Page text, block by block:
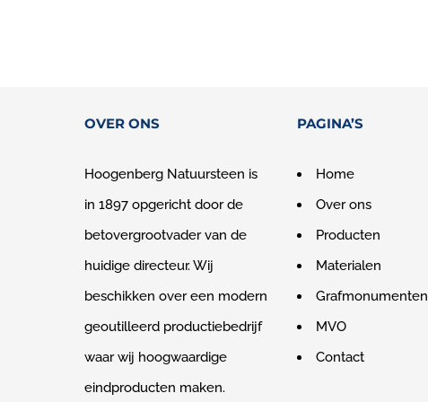
OVER ONS
Hoogenberg Natuursteen is
in 1897 opgericht door de
betovergrootvader van de
huidige directeur. Wij
beschikken over een modern
geoutilleerd productiebedrijf
waar wij hoogwaardige
eindproducten maken.
PAGINA’S
Home
Over ons
Producten
Materialen
Grafmonumenten
MVO
Contact